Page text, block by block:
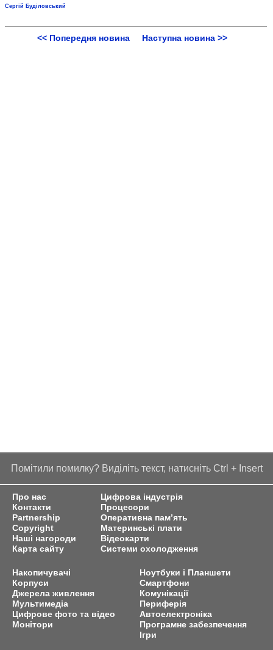
Сергій Буділовський
<< Попередня новина Наступна новина >>
Помітили помилку? Виділіть текст, натисніть Ctrl + Insert
Про нас
Контакти
Partnership
Copyright
Наші нагороди
Карта сайту
Цифрова індустрія
Процесори
Оперативна пам’ять
Материнські плати
Відеокарти
Системи охолодження
Накопичувачі
Корпуси
Джерела живлення
Мультимедіа
Цифрове фото та відео
Монітори
Ноутбуки і Планшети
Смартфони
Комунікації
Периферія
Автоелектроніка
Програмне забезпечення
Ігри